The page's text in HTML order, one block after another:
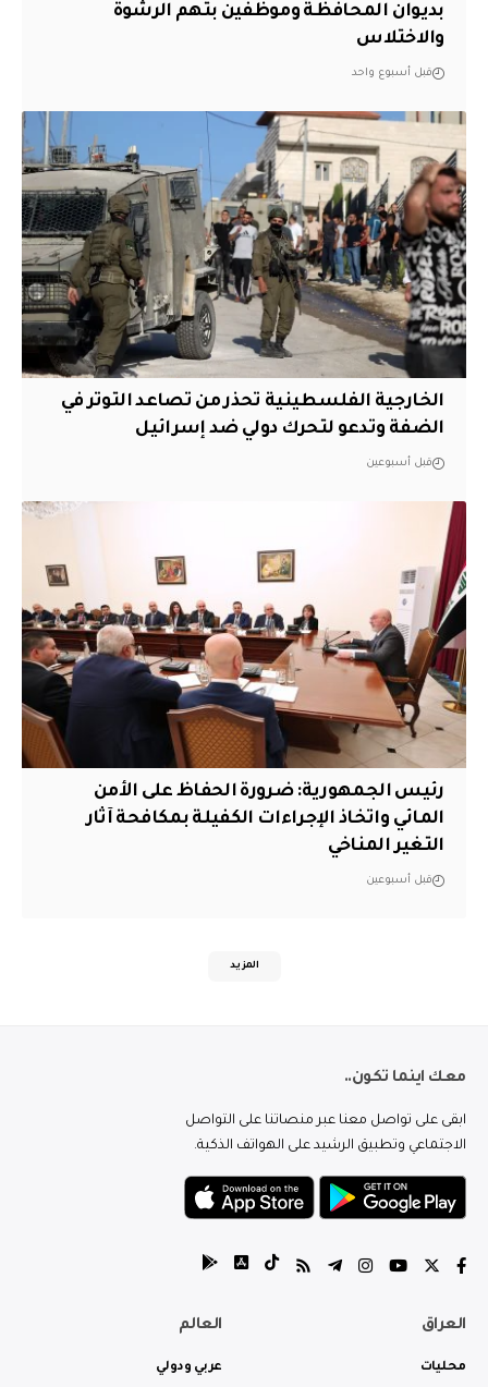
بديوان المحافظة وموظفين بتهم الرشوة
والاختلاس
قبل أسبوع واحد
الخارجية الفلسطينية تحذر من تصاعد التوتر في
الضفة وتدعو لتحرك دولي ضد إسرائيل
قبل أسبوعين
رئيس الجمهورية: ضرورة الحفاظ على الأمن
المائي واتخاذ الإجراءات الكفيلة بمكافحة آثار
التغير المناخي
قبل أسبوعين
المزيد
معك اينما تكون..
ابقى على تواصل معنا عبر منصاتنا على التواصل
الاجتماعي وتطبيق الرشيد على الهواتف الذكية.
العراق
محليات
العالم
عربي ودولي